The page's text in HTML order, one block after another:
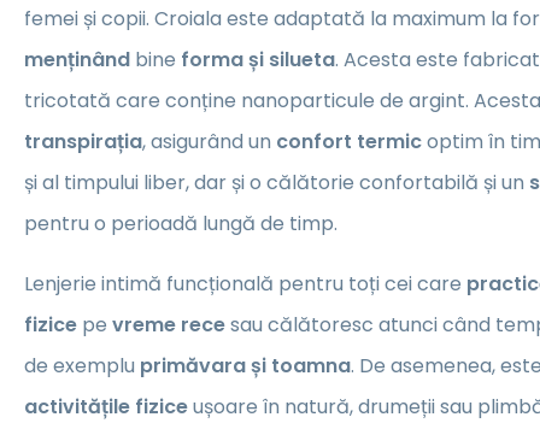
femei și copii. Croiala este adaptată la maximum la
menținând bine forma și silueta. Acesta este
tricotată care conține nanoparticule de argint.
transpirația, asigurând un confort termicoptim în
și al timpului liber, dar și o călătorie confortabilă și un
pentru o perioadă lungă de timp.
Lenjerie intimă funcțională pentru toți cei care
fizice pe vreme recesau călătoresc atunci când
de exemplu primăvara și toamna. De asemenea,
activitățile fiziceușoare în natură, drumeții sau